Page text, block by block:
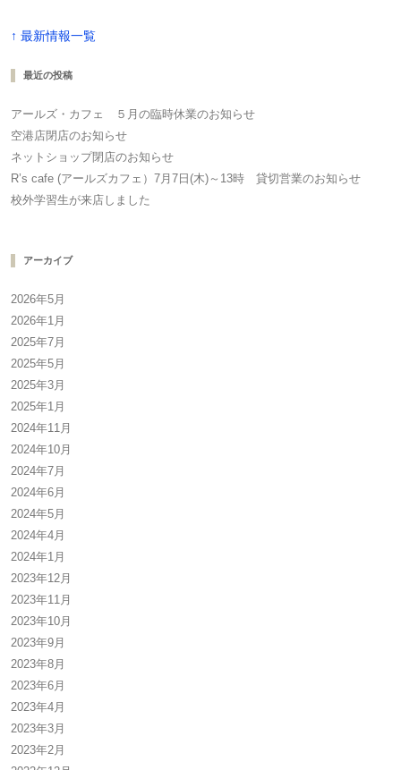
↑ 最新情報一覧
最近の投稿
アールズ・カフェ ５月の臨時休業のお知らせ
空港店閉店のお知らせ
ネットショップ閉店のお知らせ
R’s cafe (アールズカフェ）7月7日(木)～13時 貸切営業のお知らせ
校外学習生が来店しました
アーカイブ
2026年5月
2026年1月
2025年7月
2025年5月
2025年3月
2025年1月
2024年11月
2024年10月
2024年7月
2024年6月
2024年5月
2024年4月
2024年1月
2023年12月
2023年11月
2023年10月
2023年9月
2023年8月
2023年6月
2023年4月
2023年3月
2023年2月